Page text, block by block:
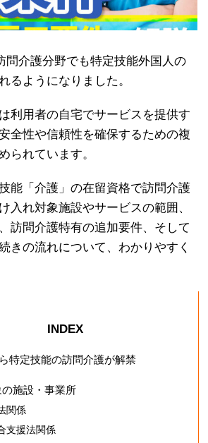
問介護分野でも特定技能外国人の
るようになりました。
利用者の自宅でサービスを提供す
全性や信頼性を確保するための複
られています。
能「介護」の在留資格で訪問介護
入れ対象施設やサービスの範囲、
訪問介護特有の追加要件、そして
きの流れについて、わかりやすく
INDEX
特定技能の訪問介護が解禁
施設・事業所
関係
支援法関係